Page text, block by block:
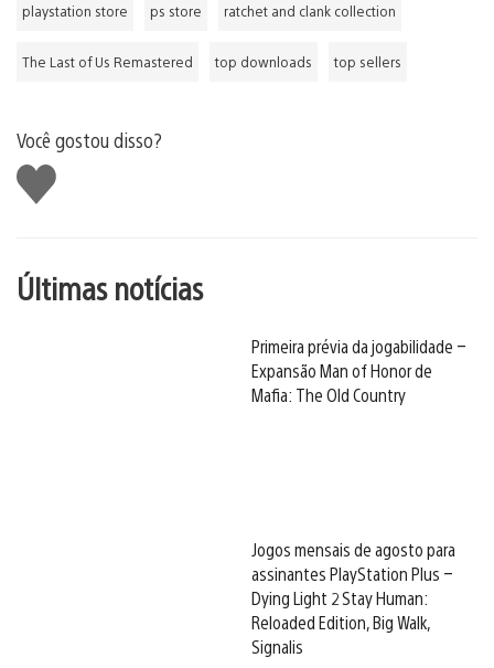
playstation store ps store ratchet and clank collection
The Last of Us Remastered top downloads top sellers
Você gostou disso?
Curtir
Últimas notícias
Primeira prévia da jogabilidade –
Expansão Man of Honor de
Mafia: The Old Country
Jogos mensais de agosto para
assinantes PlayStation Plus –
Dying Light 2 Stay Human:
Reloaded Edition, Big Walk,
Signalis